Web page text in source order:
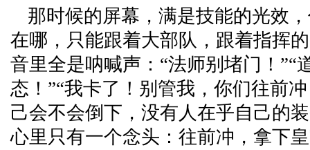
那时候的屏幕，满是技能的光效
在哪，只能跟着大部队，跟着指挥
音里全是呐喊声：“法师别堵门！”“
态！”“我卡了！别管我，你们往前
己会不会倒下，没有人在乎自己的
心里只有一个念头：往前冲，拿下